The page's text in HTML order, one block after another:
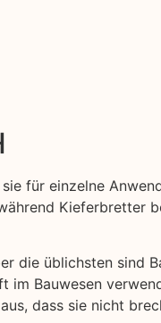
für einzelne
Kieferbretter
die üblichsten sind
Bauwesen
dass sie nicht